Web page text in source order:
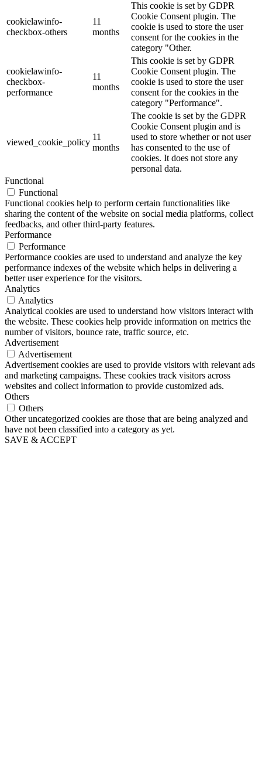
cookielawinfo-
checkbox-others
11
months
This cookie is set by GDPR
Cookie Consent plugin. The
cookie is used to store the user
consent for the cookies in the
category "Other.
cookielawinfo-
checkbox-
performance
11
months
This cookie is set by GDPR
Cookie Consent plugin. The
cookie is used to store the user
consent for the cookies in the
category "Performance".
viewed_cookie_policy
11
months
The cookie is set by the GDPR
Cookie Consent plugin and is
used to store whether or not user
has consented to the use of
cookies. It does not store any
personal data.
Functional
Functional
Functional cookies help to perform certain functionalities like
sharing the content of the website on social media platforms, collect
feedbacks, and other third-party features.
Performance
Performance
Performance cookies are used to understand and analyze the key
performance indexes of the website which helps in delivering a
better user experience for the visitors.
Analytics
Analytics
Analytical cookies are used to understand how visitors interact with
the website. These cookies help provide information on metrics the
number of visitors, bounce rate, traffic source, etc.
Advertisement
Advertisement
Advertisement cookies are used to provide visitors with relevant ads
and marketing campaigns. These cookies track visitors across
websites and collect information to provide customized ads.
Others
Others
Other uncategorized cookies are those that are being analyzed and
have not been classified into a category as yet.
SAVE & ACCEPT